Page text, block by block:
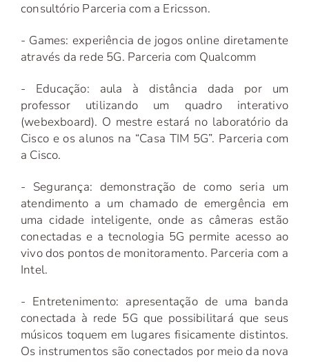
consultório Parceria com a Ericsson.
- Games: experiência de jogos online diretamente
através da rede 5G. Parceria com Qualcomm
- Educação: aula à distância dada por um
professor utilizando um quadro interativo
(webexboard). O mestre estará no laboratório da
Cisco e os alunos na “Casa TIM 5G”. Parceria com
a Cisco.
- Segurança: demonstração de como seria um
atendimento a um chamado de emergência em
uma cidade inteligente, onde as câmeras estão
conectadas e a tecnologia 5G permite acesso ao
vivo dos pontos de monitoramento. Parceria com a
Intel.
- Entretenimento: apresentação de uma banda
conectada à rede 5G que possibilitará que seus
músicos toquem em lugares fisicamente distintos.
Os instrumentos são conectados por meio da nova